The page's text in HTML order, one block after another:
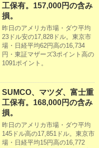
工保有。157,000円の含み
損。
昨日のアメリカ市場・ダウ平均
23ドル安の17,828ドル。東京市
場・日経平均62円高の16,734
円・東証マザーズ3ポイント高の
1091ポイント。
SUMCO、マツダ、富士重
工保有。168,000円の含み
損。
昨日のアメリカ市場・ダウ平均
145ドル高の17,851ドル。東京市
場・日経平均15円高の16,772